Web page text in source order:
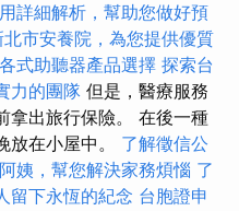
詳細解析，幫助您做好預
北市安養院，為您提供優質
式助聽器產品選擇 探索台
力的團隊 但是，醫療服務
拿出旅行保險。 在後一種
放在小屋中。 了解徵信公
姨，幫您解決家務煩惱 了
留下永恆的紀念 台胞證申